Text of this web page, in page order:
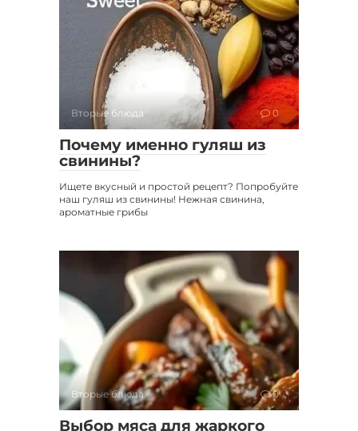
Вторые блюда 0
Почему именно гуляш из
свинины?
Ищете вкусный и простой рецепт? Попробуйте
наш гуляш из свинины! Нежная свинина,
ароматные грибы
Вторые блюда 0
Выбор мяса для жаркого